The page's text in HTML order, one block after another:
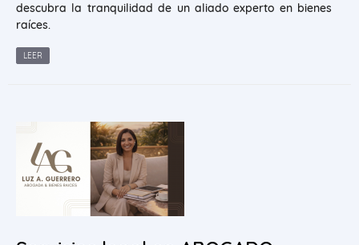
descubra la tranquilidad de un aliado experto en bienes
raíces.
LEER